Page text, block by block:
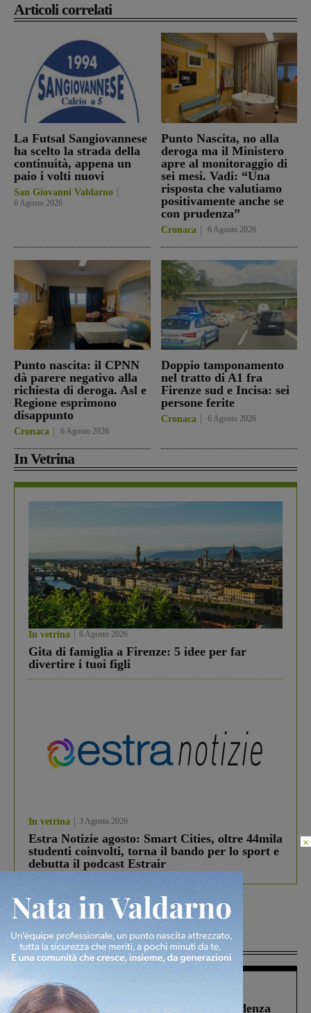
Articoli correlati
La Futsal Sangiovannese
ha scelto la strada della
continuità, appena un
paio i volti nuovi
San Giovanni Valdarno
6 Agosto 2026
Punto Nascita, no alla
deroga ma il Ministero
apre al monitoraggio di
sei mesi. Vadi: “Una
risposta che valutiamo
positivamente anche se
con prudenza”
Cronaca 6 Agosto 2026
Punto nascita: il CPNN
dà parere negativo alla
richiesta di deroga. Asl e
Regione esprimono
disappunto
Cronaca 6 Agosto 2026
Doppio tamponamento
nel tratto di A1 fra
Firenze sud e Incisa: sei
persone ferite
Cronaca 6 Agosto 2026
In Vetrina
In vetrina 6 Agosto 2026
Gita di famiglia a Firenze: 5 idee per far
divertire i tuoi figli
In vetrina 3 Agosto 2026
Estra Notizie agosto: Smart Cities, oltre 44mila
studenti coinvolti, torna il bando per lo sport e
debutta il podcast Estrair
Più lette
Figline Incisa Valdarno 1 Agosto 2026
Piscina di Figline finanziata oltre la scadenza
×